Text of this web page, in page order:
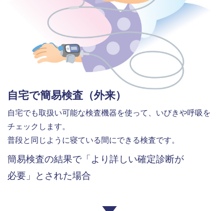
自宅で簡易検査（外来）
自宅でも取扱い可能な検査機器を使って、いびきや呼吸を
チェックします。
普段と同じように寝ている間にできる検査です。
簡易検査の結果で「より詳しい確定診断が
必要」とされた場合